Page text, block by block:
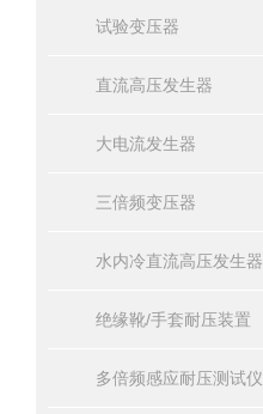
试验变压器
直流高压发生器
大电流发生器
三倍频变压器
水内冷直流高压发生器
绝缘靴/手套耐压装置
多倍频感应耐压测试仪